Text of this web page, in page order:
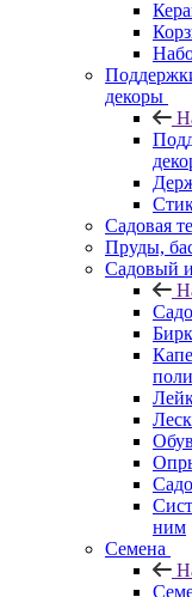
декоры
Садовая
Пруды,
Садовый
ним
Семена